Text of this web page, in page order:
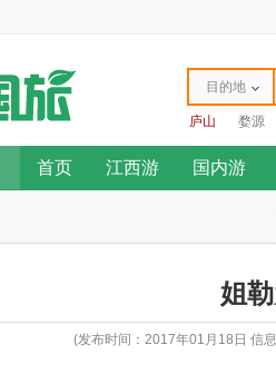
目的地
庐山 婺源
首页 江西游 国内游
姐
(发布时间：2017年01月18日 信